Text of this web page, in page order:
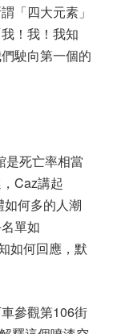
「四大元素」
！我！我知
駛向第一個的
是死亡率相當
Caz講起
何多的人潮
單如
如何回應，默
參觀第106街